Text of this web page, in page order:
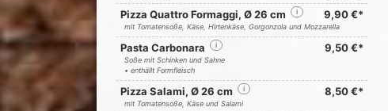
Pizza Quattro Formaggi, Ø 26 cm
i 9,90 €*
mit Tomatensoße, Käse, Hirtenkäse, Gorgonzola und Mozzarella
Pasta Carbonara i 9,50 €*
Soße mit Schinken und Sahne
• enthällt Formfleisch
Pizza Salami, Ø 26 cm i 8,50 €*
mit Tomatensoße, Käse und Salami